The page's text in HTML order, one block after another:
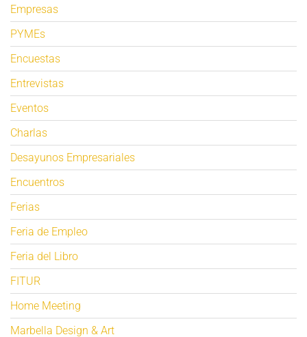
Empresas
PYMEs
Encuestas
Entrevistas
Eventos
Charlas
Desayunos Empresariales
Encuentros
Ferias
Feria de Empleo
Feria del Libro
FITUR
Home Meeting
Marbella Design & Art